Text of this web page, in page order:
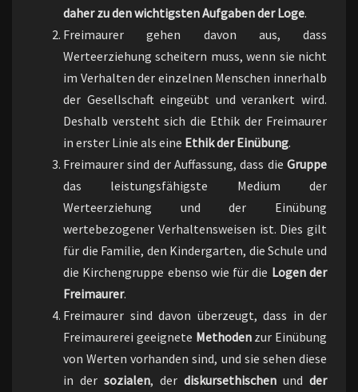
daher zu den wichtigsten Aufgaben der Loge.
Freimaurer gehen davon aus, dass
Werteerziehung scheitern muss, wenn sie nicht
im Verhalten der einzelnen Menschen innerhalb
der Gesellschaft eingeübt und verankert wird.
Deshalb versteht sich die Ethik der Freimaurer
in erster Linie als eine Ethik der Einübung.
Freimaurer sind der Auffassung, dass die Gruppe
das leistungsfähigste Medium der
Werteerziehung und der Einübung
wertebezogener Verhaltensweisen ist. Dies gilt
für die Familie, den Kindergarten, die Schule und
die Kirchengruppe ebenso wie für die Logen der
Freimaurer.
Freimaurer sind davon überzeugt, dass in der
Freimaurerei geeignete Methodenzur Einübung
von Werten vorhanden sind, und sie sehen diese
in der sozialen, der diskursethischen und der